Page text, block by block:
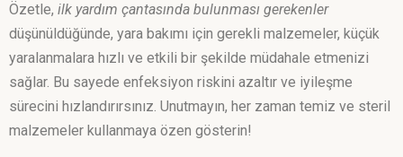
Özetle, ilk yardım çantasında bulunması gerekenler
düşünüldüğünde, yara bakımı için gerekli malzemeler, küçük
yaralanmalara hızlı ve etkili bir şekilde müdahale etmenizi
sağlar. Bu sayede enfeksiyon riskini azaltır ve iyileşme
sürecini hızlandırırsınız. Unutmayın, her zaman temiz ve steril
malzemeler kullanmaya özen gösterin!